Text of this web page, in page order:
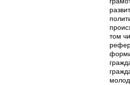
том